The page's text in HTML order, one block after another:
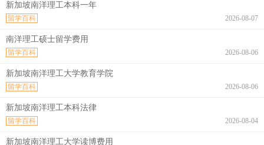
新加坡南洋理工本科一年
2026-08-07
留学百科
南洋理工硕士留学费用
2026-08-06
留学百科
新加坡南洋理工大学教育学院
2026-08-06
留学百科
新加坡南洋理工本科法律
2026-08-04
留学百科
新加坡南洋理工大学读博费用